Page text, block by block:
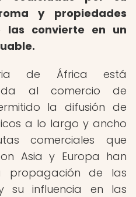
y propiedades
las convierte en un
de África está
al comercio de
la difusión de
a lo largo y ancho
comerciales que
Asia y Europa han
propagación de las
su influencia en las